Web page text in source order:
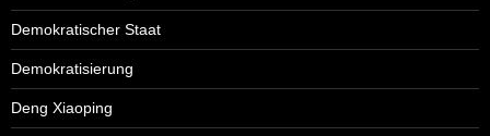
Demokratischer Staat
Demokratisierung
Deng Xiaoping